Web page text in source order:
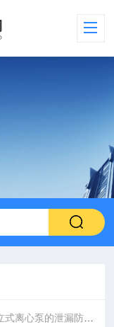
心泵的泄漏防止与卫生保护